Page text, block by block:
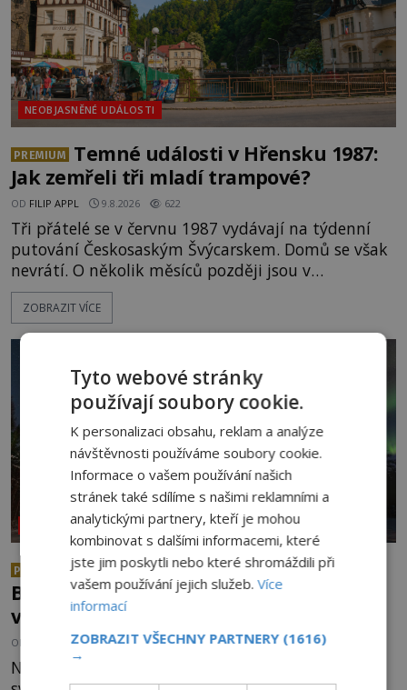
NEOBJASNĚNÉ UDÁLOSTI
PREMIUM
Temné události v Hřensku 1987:
Jak zemřeli tři mladí trampové?
OD FILIP APPL 9.8.2026 622
Tři přátelé se v červnu 1987 vydávají na týdenní
putování Českosaským Švýcarskem. Domů se však
nevrátí. O několik měsíců později jsou v
nepřístupných skalách u Hřenska nalezeny jejich
kostry – a s nimi stopy, které se jen obtížně slučují
s nešťastnou náhodou. Zabil mladé trampy
tehdejší režim nechtěl odhalit? [gallery
ids="171131,171132,1711
ZOBRAZIT VÍCE
NEOBJASNĚNÉ UDÁLOSTI
PREMIUM
Co se všechno semlelo poblíž
Bridgewateru? UFO na obloze, monstra
v bažinách!
OD ADRIANA VOJTÍŠKOVÁ 8.8.2026 2.0TIS
Nad bridgewaterským okolím září jasné sluneční
Tyto webové stránky
používají soubory cookie.
K personalizaci obsahu, reklam a analýze
návštěvnosti používáme soubory cookie.
Informace o vašem používání našich
stránek také sdílíme s našimi reklamními a
analytickými partnery, kteří je mohou
kombinovat s dalšími informacemi, které
jste jim poskytli nebo které shromáždili při
vašem používání jejich služeb.Více
informací
ZOBRAZIT VŠECHNY PARTNERY (1616)
→